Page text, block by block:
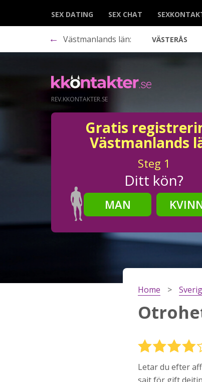
SEX DATING SEX CHAT
← Västmanlands län: VÄSTERÅS
REV.KKONTAKTER.SE
Gratis
Västmanlands
Steg 1
Ditt kön?
MAN
Steg2
Ditt
Steg
Din
Genom att registrera godkänner jag
. Jag godkänner att ta
Home
Letar du efter